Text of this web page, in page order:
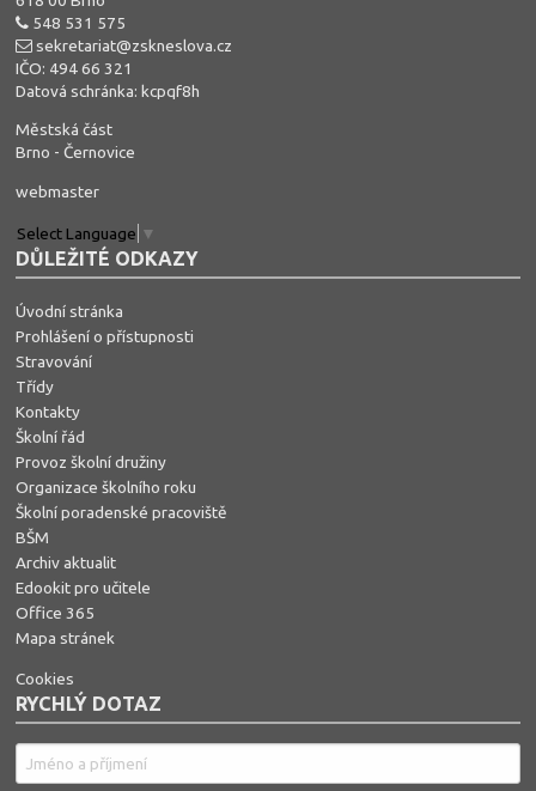
548 531 575
sekretariat@zskneslova.cz
IČO: 494 66 321
Datová schránka: kcpqf8h
Městská část
Brno - Černovice
webmaster
Select Language ▼
DŮLEŽITÉ ODKAZY
Úvodní stránka
Prohlášení o přístupnosti
Stravování
Třídy
Kontakty
Školní řád
Provoz školní družiny
Organizace školního roku
Školní poradenské pracoviště
BŠM
Archiv aktualit
Edookit pro učitele
Office 365
Mapa stránek
Cookies
RYCHLÝ DOTAZ